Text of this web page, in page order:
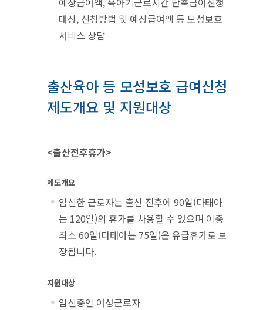
대상, 신청방법 및 예상급여액 등 모성보호
서비스 상담
출산육아 등 모성보호 급여신청
제도개요 및 지원대상
<출산전후휴가>
제도개요
임신한 근로자는 출산 전후에 90일(다태아
는 120일)의 휴가를 사용할 수 있으며 이중
최소 60일(다태아는 75일)은 유급휴가로 보
장됩니다.
지원대상
임신중인 여성근로자